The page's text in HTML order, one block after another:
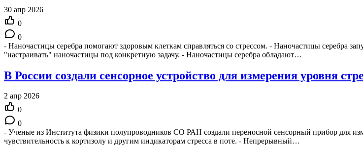
30 апр 2026
0
0
- Наночастицы серебра помогают здоровым клеткам справляться со стрессом. - Наночастицы серебра
"настраивать" наночастицы под конкретную задачу. - Наночастицы серебра обладают…
В России создали сенсорное устройство для измерения уровня
2 апр 2026
0
0
- Ученые из Института физики полупроводников СО РАН создали переносной сенсорный прибор для
чувствительность к кортизолу и другим индикаторам стресса в поте. - Непрерывный…